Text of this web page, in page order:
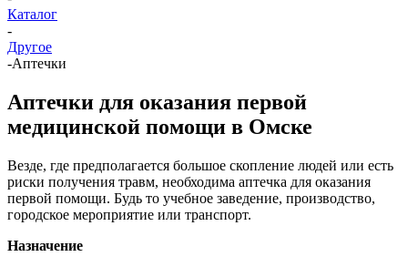
Каталог
-
Другое
-Аптечки
Аптечки для оказания первой
медицинской помощи в Омске
Везде, где предполагается большое скопление людей или есть
риски получения травм, необходима аптечка для оказания
первой помощи. Будь то учебное заведение, производство,
городское мероприятие или транспорт.
Назначение